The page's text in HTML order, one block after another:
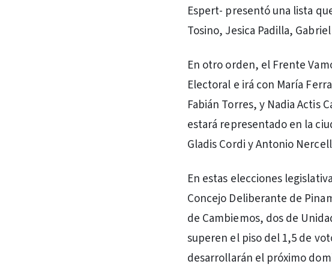
Espert- presentó una lista
Tosino, Jesica Padilla,
En otro orden, el Frente
Electoral e irá con María
Fabián Torres, y Nadia Actis
estará representado en la
Gladis Cordi y Antonio
En estas elecciones
Concejo Deliberante de
de Cambiemos, dos de
superen el piso del 1,5 de
desarrollarán el próximo